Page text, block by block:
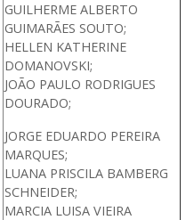
GUILHERME ALBERTO
GUIMARÃES SOUTO;
HELLEN KATHERINE
DOMANOVSKI;
JOÃO PAULO RODRIGUES
DOURADO;
JORGE EDUARDO PEREIRA
MARQUES;
LUANA PRISCILA BAMBERG
SCHNEIDER;
MARCIA LUISA VIEIRA